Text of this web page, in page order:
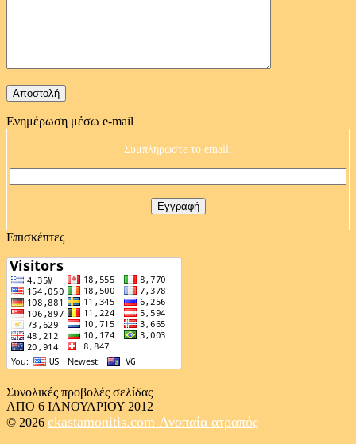
Ενημέρωση μέσω e-mail
Συμπληρώστε το email:
Επισκέπτες
Συνολικές προβολές σελίδας
ΑΠΟ 6 ΙΑΝΟΥΑΡΙΟΥ 2012
© 2026 ckastamonitis.com Ανοπαία ατραπός